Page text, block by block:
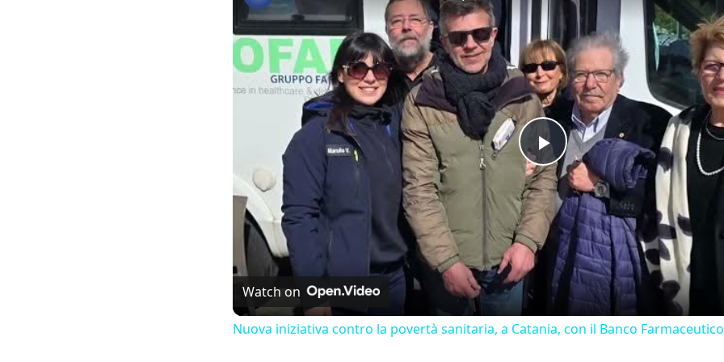
Play Video
Watch on
Nuova iniziativa contro la povertà sanitaria, a Catania, con il Banco